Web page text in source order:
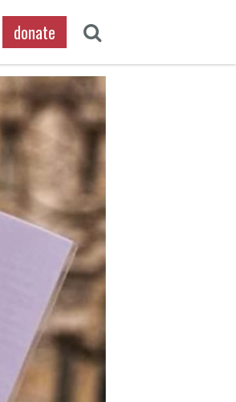
donate